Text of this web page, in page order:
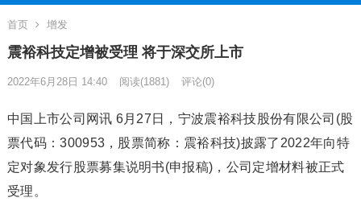
首页 增发
震裕科技定增被受理 将于深交所上市
2022年6月28日 14:40 阅读(1881) 评论(0)
中国上市公司网讯 6月27日，宁波震裕科技股份有限公司(股
票代码：300953，股票简称：震裕科技)披露了2022年向特
定对象发行股票募集说明书(申报稿)，公司定增材料被正式
受理。